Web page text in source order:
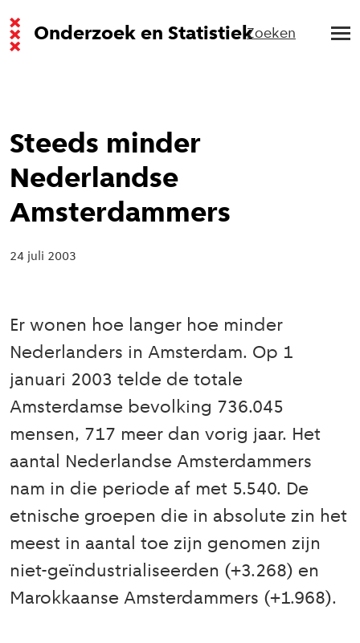
Onderzoek en StatistiekZoeken
Steeds minder
Nederlandse
Amsterdammers
24 juli 2003
Er wonen hoe langer hoe minder
Nederlanders in Amsterdam. Op 1
januari 2003 telde de totale
Amsterdamse bevolking 736.045
mensen, 717 meer dan vorig jaar. Het
aantal Nederlandse Amsterdammers
nam in die periode af met 5.540. De
etnische groepen die in absolute zin het
meest in aantal toe zijn genomen zijn
niet-geïndustrialiseerden (+3.268) en
Marokkaanse Amsterdammers (+1.968).